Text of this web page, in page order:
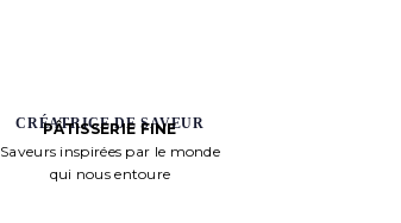
CRÉATRICE DE SAVEUR
PÂTISSERIE FINE
Saveurs inspirées par le monde
qui nous entoure